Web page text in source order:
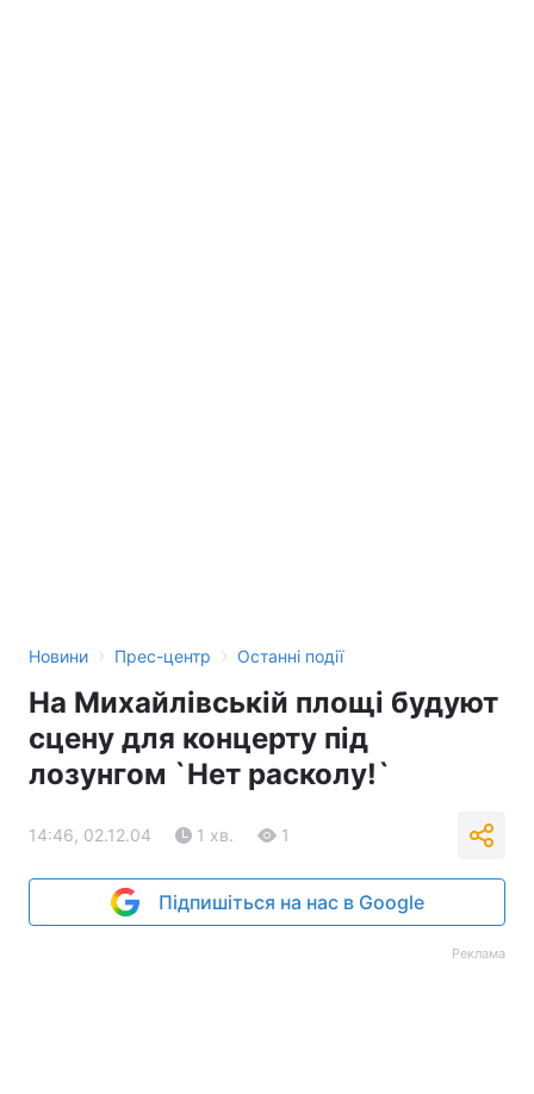
Новини › Прес-центр › Останні події
На Михайлівській площі будуют
сцену для концерту під
лозунгом `Нет расколу!`
14:46, 02.12.04 1 хв. 1
Підпишіться на нас в Google
Реклама